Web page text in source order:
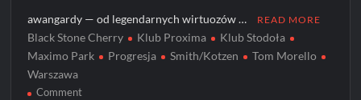
awangardy — od legendarnych wirtuozów … READ MORE
Black Stone Cherry Klub Proxima
Klub Stodoła
Maximo Park
Progresja Smith/Kotzen
Tom Morello
Warszawa
Commenton